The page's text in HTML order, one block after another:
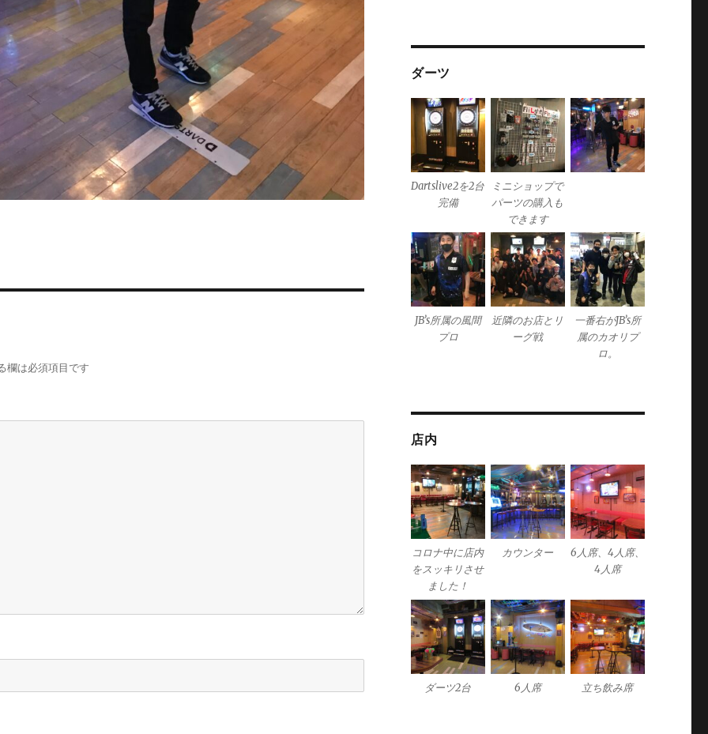
欄は必須項目です
ダーツ
Dartslive2を2台
完備
ミニショップで
パーツの購入も
できます
JB’s所属の風間
プロ
近隣のお店とリ
ーグ戦
一番右がJB’s所
属のカオリプ
ロ。
店内
コロナ中に店内
をスッキリさせ
ました！
カウンター
6人席、4人席、
4人席
ダーツ2台 6人席 立ち飲み席